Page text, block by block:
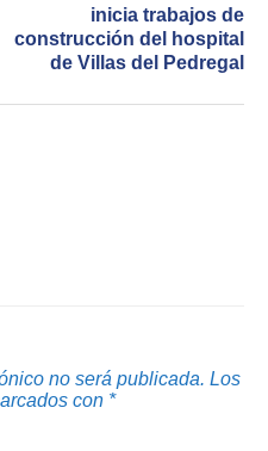
inicia trabajos de
construcción del hospital
de Villas del Pedregal
no será publicada. Los
con *